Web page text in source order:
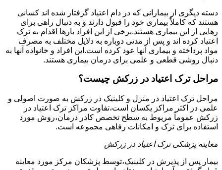
دسته دیگری از بیمارانی که در دام اعتیاد گرفتار شده اند کسانی
هستند که کاملاً بیماری خود را قبول دارند و به دنبال راهی برای
رهایی از این بیماری هستند.برخی از این افراد بارها اقدام به ترک
اعتیاد کرده اند و پس از مدتی دوباره به دلایل مختلف به مصرف
مواد پرداخته و بیماری آنها عود کرده است.این افراد و خانواده آنها به
دنبال روشی قطعی و علمی برای درمان بیماری هستند.
مراحل ترک اعتیاد در زرکش چیست؟
مراحل ترک اعتیاد در منزل و کلینیک در زرکش به صورت اصولی و
علمی در اکثر مراکز یکسان است،تفاوت مراکز ترک اعتیاد در
زرکش عموماً مربوط به سطح تخصص کادر درمان،روش مورد
استفاده برای ترک و امکانات رفاهی مجموعه است.
معاینه پزشکی ترک اعتیاد در زرکش
بیمار پس از پذیرش در کلینیک،توسط پزشکان مرکز مورد معاینه